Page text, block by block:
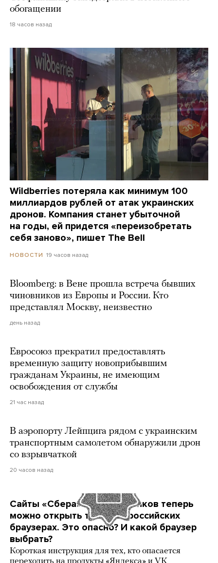
обогащении
18 часов назад
Wildberries потеряла как минимум 100
миллиардов рублей от атак украинских
дронов. Компания станет убыточной
на годы, ей придется «переизобретать
себя заново», пишет The Bell
НОВОСТИ 19 часов назад
Bloomberg: в Вене прошла встреча бывших
чиновников из Европы и России. Кто
представлял Москву, неизвестно
день назад
Евросоюз прекратил предоставлять
временную защиту новоприбывшим
гражданам Украины, не имеющим
освобождения от службы
21 час назад
В аэропорту Лейпцига рядом с украинским
транспортным самолетом обнаружили дрон
со взрывчаткой
20 часов назад
Сайты «Сбера» и других банков теперь
можно открыть только в российских
браузерах. Это опасно? И какой браузер
выбрать?
Короткая инструкция для тех, кто опасается